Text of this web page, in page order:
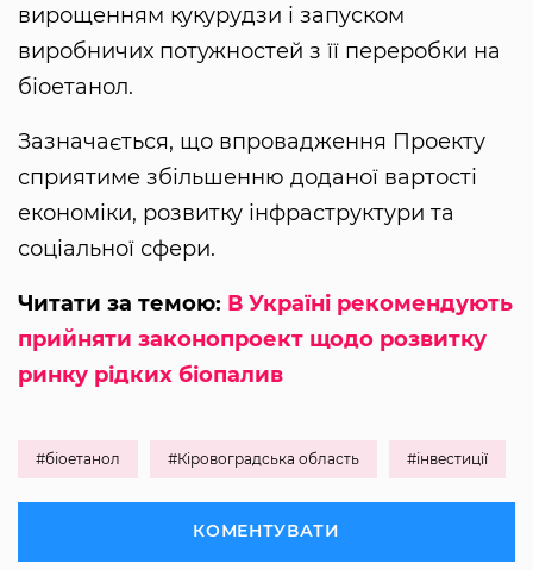
вирощенням кукурудзи і запуском
виробничих потужностей з її переробки на
біоетанол.
Зазначається, що впровадження Проекту
сприятиме збільшенню доданої вартості
економіки, розвитку інфраструктури та
соціальної сфери.
Читати за темою: В Україні рекомендують
прийняти законопроект щодо розвитку
ринку рідких біопалив
#біоетанол #Кіровоградська область #інвестиції
КОМЕНТУВАТИ